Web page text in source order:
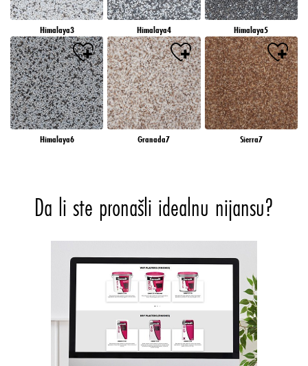
Himalaya3 Himalaya4 Himalaya5
Himalaya6 Granada7 Sierra7
Da li ste pronašli idealnu nijansu?